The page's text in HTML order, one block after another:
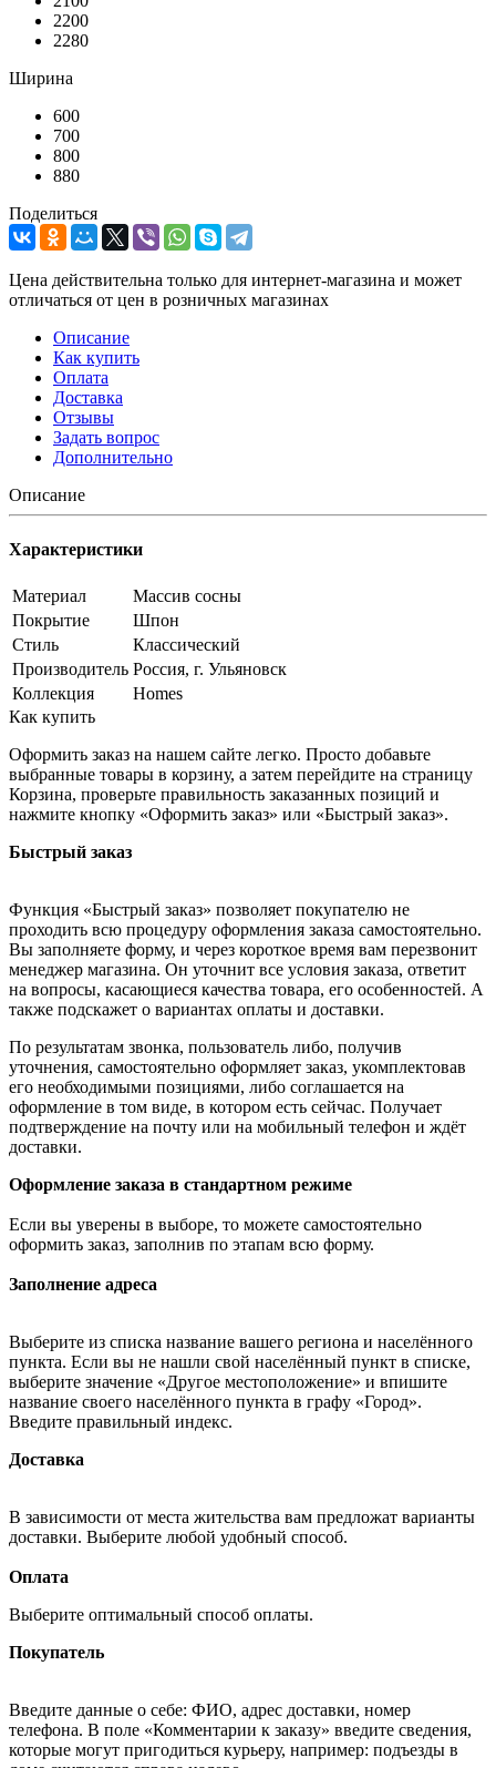
2200
2280
Ширина
600
700
800
880
Поделиться
Цена действительна только для интернет-магазина и может
отличаться от цен в розничных магазинах
Описание
Как купить
Оплата
Доставка
Отзывы
Задать вопрос
Дополнительно
Описание
Характеристики
Материал
Массив сосны
Покрытие
Шпон
Стиль
Классический
Производитель Россия, г. Ульяновск
Коллекция
Homes
Как купить
Оформить заказ на нашем сайте легко. Просто добавьте
выбранные товары в корзину, а затем перейдите на страницу
Корзина, проверьте правильность заказанных позиций и
нажмите кнопку «Оформить заказ» или «Быстрый заказ».
Быстрый заказ
Функция «Быстрый заказ» позволяет покупателю не
проходить всю процедуру оформления заказа самостоятельно.
Вы заполняете форму, и через короткое время вам перезвонит
менеджер магазина. Он уточнит все условия заказа, ответит
на вопросы, касающиеся качества товара, его особенностей. А
также подскажет о вариантах оплаты и доставки.
По результатам звонка, пользователь либо, получив
уточнения, самостоятельно оформляет заказ, укомплектовав
его необходимыми позициями, либо соглашается на
оформление в том виде, в котором есть сейчас. Получает
подтверждение на почту или на мобильный телефон и ждёт
доставки.
Оформление заказа в стандартном режиме
Если вы уверены в выборе, то можете самостоятельно
оформить заказ, заполнив по этапам всю форму.
Заполнение адреса
Выберите из списка название вашего региона и населённого
пункта. Если вы не нашли свой населённый пункт в списке,
выберите значение «Другое местоположение» и впишите
название своего населённого пункта в графу «Город».
Введите правильный индекс.
Доставка
В зависимости от места жительства вам предложат варианты
доставки. Выберите любой удобный способ.
Оплата
Выберите оптимальный способ оплаты.
Покупатель
Введите данные о себе: ФИО, адрес доставки, номер
телефона. В поле «Комментарии к заказу» введите сведения,
которые могут пригодиться курьеру, например: подъезды в